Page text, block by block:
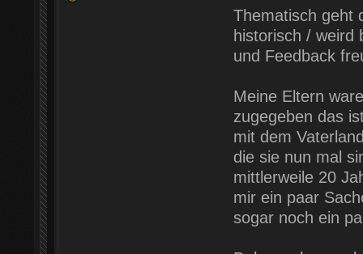
Thematisch geht
historisch / weird
und Feedback
Meine Eltern
zugegeben das
mit dem
die sie nun mal
mittlerweile 20
mir ein paar
sogar noch ein